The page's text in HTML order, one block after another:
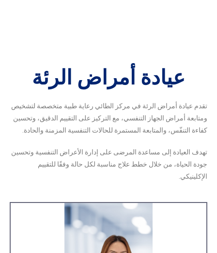
عيادة أمراض الرئة
تقدم عيادة أمراض الرئة في مركز الطائي رعاية طبية متخصصة لتشخيص
ومتابعة أمراض الجهاز التنفسي، مع التركيز على التقييم الدقيق، وتحسين
كفاءة التنفّس، والمتابعة المستمرة للحالات التنفسية المزمنة والحادة.
تهدف العيادة إلى مساعدة المرضى على إدارة الأعراض التنفسية وتحسين
جودة الحياة، من خلال خطط علاج مناسبة لكل حالة وفقًا للتقييم
الإكلينيكي.